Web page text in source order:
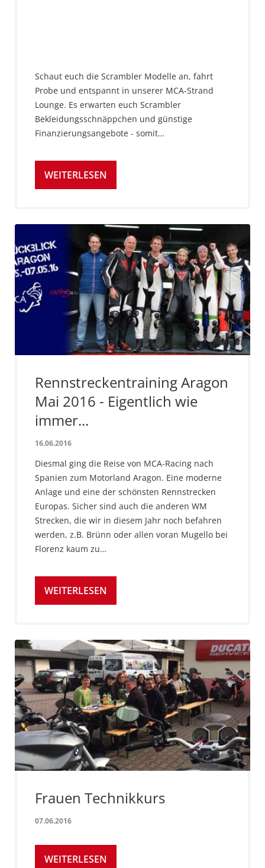
Schaut euch die Scrambler Modelle an, fahrt
Probe und entspannt in unserer MCA-Strand
Lounge. Es erwarten euch Scrambler
Bekleidungsschnäppchen und günstige
Finanzierungsangebote - somit…
WEITERLESEN
Rennstreckentraining Aragon
Mai 2016 - Eigentlich wie
immer...
16.06.2016
Diesmal ging die Reise von MCA-Racing nach
Spanien zum Motorland Aragon. Eine moderne
Anlage und eine der schönsten Rennstrecken
Europas. Sicher sind auch die anderen WM
Strecken, die wir in diesem Jahr noch befahren
werden, z.B. Brünn oder allen voran Mugello bei
Florenz kaum zu…
WEITERLESEN
Frauen Technikkurs
07.06.2016
WEITERLESEN